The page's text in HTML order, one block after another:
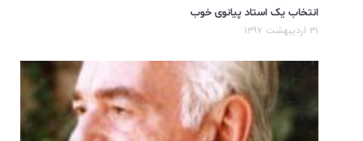
انتخاب یک استاد پیانوی خوب
۳۱ اردیبهشت ۱۳۹۷